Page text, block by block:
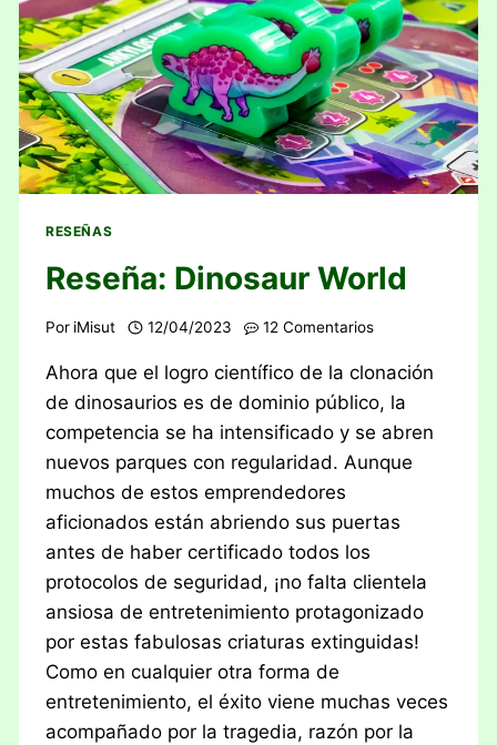
RESEÑAS
Reseña: Dinosaur World
Por iMisut 12/04/2023 12 Comentarios
Ahora que el logro científico de la clonación
de dinosaurios es de dominio público, la
competencia se ha intensificado y se abren
nuevos parques con regularidad. Aunque
muchos de estos emprendedores
aficionados están abriendo sus puertas
antes de haber certificado todos los
protocolos de seguridad, ¡no falta clientela
ansiosa de entretenimiento protagonizado
por estas fabulosas criaturas extinguidas!
Como en cualquier otra forma de
entretenimiento, el éxito viene muchas veces
acompañado por la tragedia, razón por la